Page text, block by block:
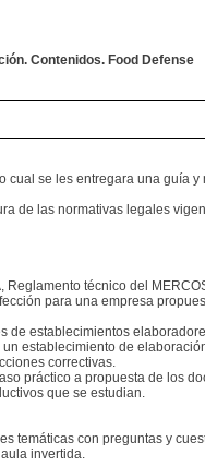
Contenidos. Food Defense
cual se les entregara una guía y
de las normativas legales
técnico del
para una empresa
de establecimientos
establecimiento de
correctivas.
práctico a propuesta de los
que se estudian.
temáticas con preguntas y
invertida.